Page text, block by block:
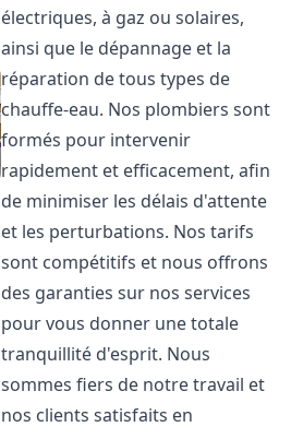
électriques, à gaz ou solaires,
ainsi que le dépannage et la
réparation de tous types de
chauffe-eau. Nos plombiers sont
formés pour intervenir
rapidement et efficacement, afin
de minimiser les délais d'attente
et les perturbations. Nos tarifs
sont compétitifs et nous offrons
des garanties sur nos services
pour vous donner une totale
tranquillité d'esprit. Nous
sommes fiers de notre travail et
nos clients satisfaits en